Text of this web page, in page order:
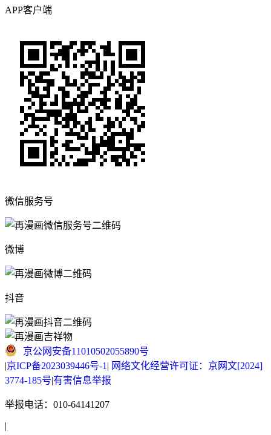
APP客户端
微信服务号
微博
抖音
京公网安备11010502055890号
|京ICP备2023039446号-1 | 网络文化经营许可证：京网文[2024]
3774-185号|有害信息举报
举报电话：010-64141207
|